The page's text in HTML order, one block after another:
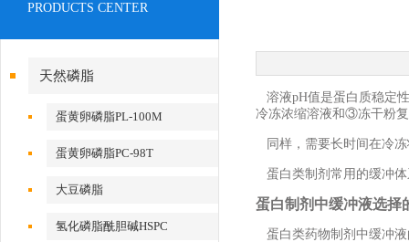
PRODUCTS CENTER
天然磷脂
蛋黄卵磷脂PL-100M
蛋黄卵磷脂PC-98T
大豆磷脂
氢化磷脂酰胆碱HSPC
溶液pH值是蛋白质稳定
冷冻浓缩溶液和③冻干粉
同样，需要长时间在冷
蛋白类制剂常用的缓冲
蛋白制剂中缓冲液选择
蛋白类药物制剂中缓冲液